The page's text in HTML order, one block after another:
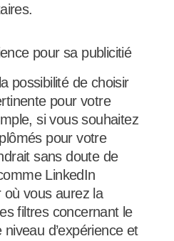
pour sa publicitié
possibilité de choisir
pour votre
si vous souhaitez
pour votre
sans doute de
LinkedIn
vous aurez la
filtres concernant le
d’expérience et